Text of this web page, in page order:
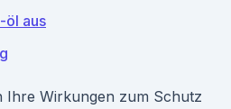
öl aus
Ihre Wirkungen zum Schutz